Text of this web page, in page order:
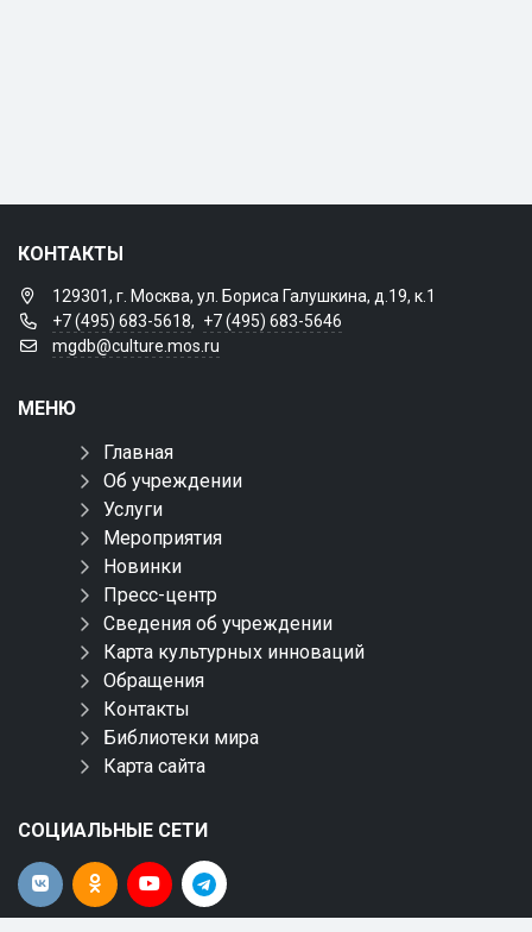
КОНТАКТЫ
129301, г. Москва, ул. Бориса Галушкина, д.19, к.1
+7 (495) 683-5618, +7 (495) 683-5646
mgdb@culture.mos.ru
МЕНЮ
Главная
Об учреждении
Услуги
Мероприятия
Новинки
Пресс-центр
Сведения об учреждении
Карта культурных инноваций
Обращения
Контакты
Библиотеки мира
Карта сайта
СОЦИАЛЬНЫЕ СЕТИ